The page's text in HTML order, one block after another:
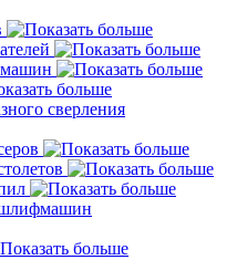
сверления
шлифмашин